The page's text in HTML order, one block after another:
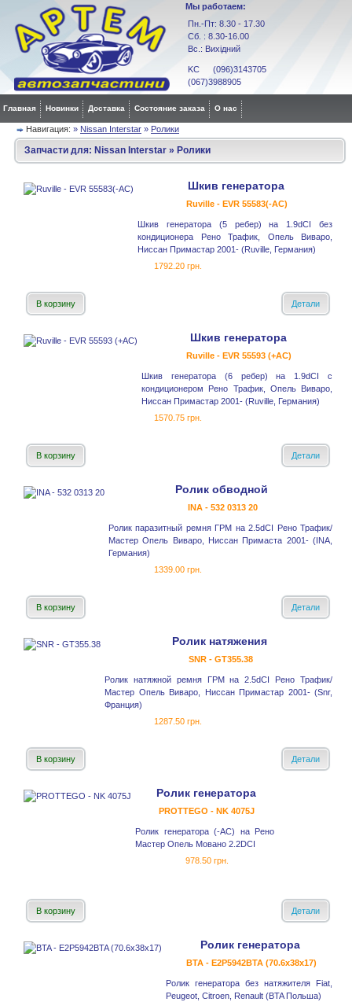
Мы работаем:
Пн.-Пт: 8.30 - 17.30
Сб. : 8.30-16.00
Вс.: Вихідний
KC (096)3143705
(067)3988905
Главная Новинки Доставка Состояние заказа О нас
Навигация: » Nissan Interstar » Ролики
Запчасти для: Nissan Interstar » Ролики
Шкив генератора
Ruville - EVR 55583(-AC)
Шкив генератора (5 ребер) на 1.9dCI без
кондиционера Рено Трафик, Опель Виваро,
Ниссан Примастар 2001- (Ruville, Германия)
1792.20 грн.
В корзину Детали
Шкив генератора
Ruville - EVR 55593 (+AC)
Шкив генератора (6 ребер) на 1.9dCI с
кондиционером Рено Трафик, Опель Виваро,
Ниссан Примастар 2001- (Ruville, Германия)
1570.75 грн.
В корзину Детали
Ролик обводной
INA - 532 0313 20
Ролик паразитный ремня ГРМ на 2.5dCI Рено Трафик/
Мастер Опель Виваро, Ниссан Примаста 2001- (INA,
Германия)
1339.00 грн.
В корзину Детали
Ролик натяжения
SNR - GT355.38
Ролик натяжной ремня ГРМ на 2.5dCI Рено Трафик/
Мастер Опель Виваро, Ниссан Примастар 2001- (Snr,
Франция)
1287.50 грн.
В корзину Детали
Ролик генератора
PROTTEGO - NK 4075J
Ролик генератора (-AC) на Рено
Мастер Опель Мовано 2.2DCI
978.50 грн.
В корзину Детали
Ролик генератора
BTA - E2P5942BTA (70.6x38x17)
Ролик генератора без натяжителя Fiat,
Peugeot, Citroen, Renault (BTA Польша)